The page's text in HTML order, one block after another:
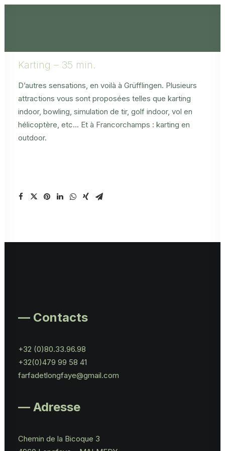
Karting – 35 min.
D’autres sensations, en voilà à Grüfflingen. Plusieurs
attractions vous sont proposées telles que karting
indoor, bowling, simulation de tir, golf indoor, vol en
hélicoptère, etc… Et à Francorchamps : karting en
outdoor.
— Contacts
+32 (0)80.33.96.98
+32(0)479 99 58 41
farfadetlongfaye@gmail.com
— Adresse
Chemin de la Bicoque 3